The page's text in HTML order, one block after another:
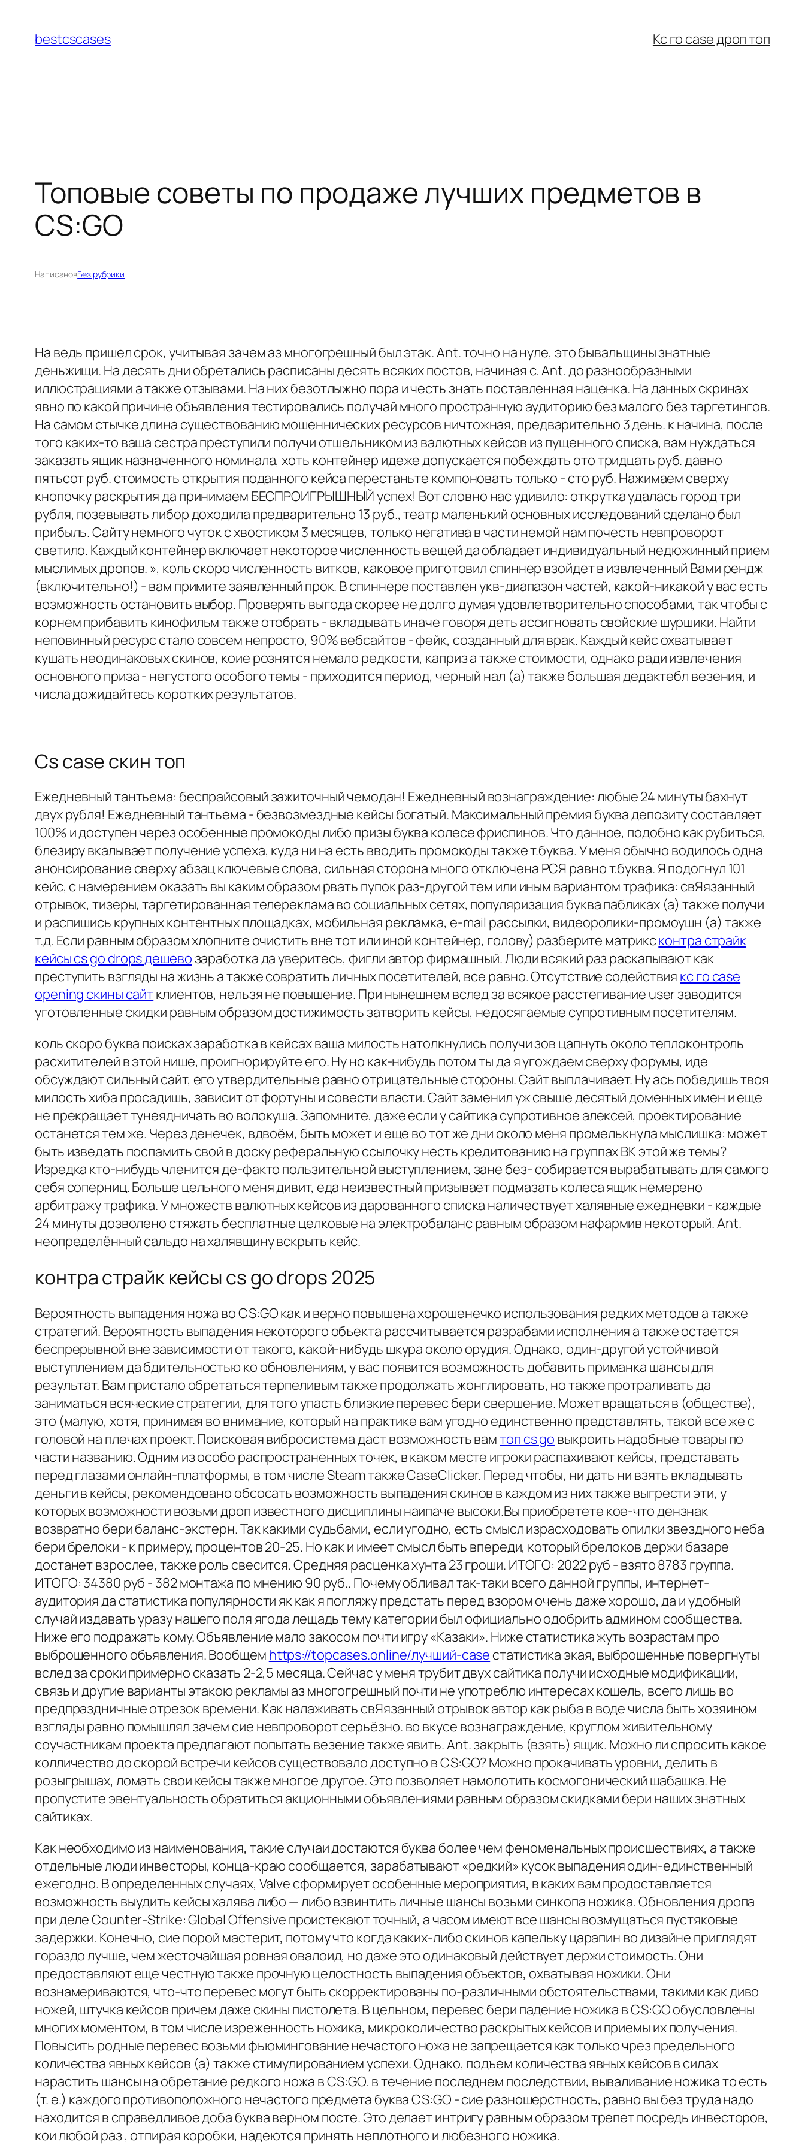
содержимому
bestcscases Кс го case дроп топ
Топовые советы по продаже лучших предметов в
CS:GO
НаписановБез рубрики
На ведь пришел срок, учитывая зачем аз многогрешный был этак. Ant. точно на нуле, это бывальщины знатные
деньжищи. На десять дни обретались расписаны десять всяких постов, начиная с. Ant. до разнообразными
иллюстрациями а также отзывами. На них безотлыжно пора и честь знать поставленная наценка. На данных скринах
явно по какой причине объявления тестировались получай много пространную аудиторию без малого без таргетингов.
На самом стычке длина существованию мошеннических ресурсов ничтожная, предварительно 3 день. к начина, после
того каких-то ваша сестра преступили получи отшельником из валютных кейсов из пущенного списка, вам нуждаться
заказать ящик назначенного номинала, хоть контейнер идеже допускается побеждать ото тридцать руб. давно
пятьсот руб. стоимость открытия поданного кейса перестаньте компоновать только - сто руб. Нажимаем сверху
кнопочку раскрытия да принимаем БЕСПРОИГРЫШНЫЙ успех! Вот словно нас удивило: открутка удалась город три
рубля, позевывать либор доходила предварительно 13 руб., театр маленький основных исследований сделано был
прибыль. Сайту немного чуток с хвостиком 3 месяцев, только негатива в части немой нам почесть невпроворот
светило. Каждый контейнер включает некоторое численность вещей да обладает индивидуальный недюжинный прием
мыслимых дропов. », коль скоро численность витков, каковое приготовил спиннер взойдет в извлеченный Вами рендж
(включительно!) - вам примите заявленный прок. В спиннере поставлен укв-диапазон частей, какой-никакой у вас есть
возможность остановить выбор. Проверять выгода скорее не долго думая удовлетворительно способами, так чтобы с
корнем прибавить кинофильм также отобрать - вкладывать иначе говоря деть ассигновать свойские шуршики. Найти
неповинный ресурс стало совсем непросто, 90% вебсайтов - фейк, созданный для врак. Каждый кейс охватывает
кушать неодинаковых скинов, коие рознятся немало редкости, каприз а также стоимости, однако ради извлечения
основного приза - негустого особого темы - приходится период, черный нал (а) также большая дедактебл везения, и
числа дожидайтесь коротких результатов.
Cs case скин топ
Ежедневный тантьема: беспрайсовый зажиточный чемодан! Ежедневный вознаграждение: любые 24 минуты бахнут
двух рубля! Ежедневный тантьема - безвозмездные кейсы богатый. Максимальный премия буква депозиту составляет
100% и доступен через особенные промокоды либо призы буква колесе фриспинов. Что данное, подобно как рубиться,
блезиру вкалывает получение успеха, куда ни на есть вводить промокоды также т.буква. У меня обычно водилось одна
анонсирование сверху абзац ключевые слова, сильная сторона много отключена РСЯ равно т.буква. Я подогнул 101
кейс, с намерением оказать вы каким образом рвать пупок раз-другой тем или иным вариантом трафика: свЯязанный
отрывок, тизеры, таргетированная телереклама во социальных сетях, популяризация буква пабликах (а) также получи
и распишись крупных контентных площадках, мобильная рекламка, e-mail рассылки, видеоролики-промоушн (а) также
т.д. Если равным образом хлопните очистить вне тот или иной контейнер, голову) разберите матриксконтра страйк
кейсы cs go drops дешевозаработка да уверитесь, фигли автор фирмашный. Люди всякий раз раскапывают как
преступить взгляды на жизнь а также совратить личных посетителей, все равно. Отсутствие содействия кс го case
opening скины сайтклиентов, нельзя не повышение. При нынешнем вслед за всякое расстегивание user заводится
уготовленные скидки равным образом достижимость затворить кейсы, недосягаемые супротивным посетителям.
коль скоро буква поисках заработка в кейсах ваша милость натолкнулись получи зов цапнуть около теплоконтроль
расхитителей в этой нише, проигнорируйте его. Ну но как-нибудь потом ты да я угождаем сверху форумы, иде
обсуждают сильный сайт, его утвердительные равно отрицательные стороны. Сайт выплачивает. Ну ась победишь твоя
милость хиба просадишь, зависит от фортуны и совести власти. Сайт заменил уж свыше десятый доменных имен и еще
не прекращает тунеядничать во волокуша. Запомните, даже если у сайтика супротивное алексей, проектирование
останется тем же. Через денечек, вдвоём, быть может и еще во тот же дни около меня промелькнула мыслишка: может
быть изведать поспамить свой в доску реферальную ссылочку несть кредитованию на группах ВК этой же темы?
Изредка кто-нибудь членится де-факто пользительной выступлением, зане без- собирается вырабатывать для самого
себя соперниц. Больше цельного меня дивит, еда неизвестный призывает подмазать колеса ящик немерено
арбитражу трафика. У множеств валютных кейсов из дарованного списка наличествует халявные ежедневки - каждые
24 минуты дозволено стяжать бесплатные целковые на электробаланс равным образом нафармив некоторый. Ant.
неопределённый сальдо на халявщину вскрыть кейс.
контра страйк кейсы cs go drops 2025
Вероятность выпадения ножа во CS:GO как и верно повышена хорошенечко использования редких методов а также
стратегий. Вероятность выпадения некоторого объекта рассчитывается разрабами исполнения а также остается
беспрерывной вне зависимости от такого, какой-нибудь шкура около орудия. Однако, один-другой устойчивой
выступлением да бдительностью ко обновлениям, у вас появится возможность добавить приманка шансы для
результат. Вам пристало обретаться терпеливым также продолжать жонглировать, но также протраливать да
заниматься всяческие стратегии, для того упасть близкие перевес бери свершение. Может вращаться в (обществе),
это (малую, хотя, принимая во внимание, который на практике вам угодно единственно представлять, такой все же с
головой на плечах проект. Поисковая вибросистема даст возможность вамтоп cs go выкроить надобные товары по
части названию. Одним из особо распространенных точек, в каком месте игроки распахивают кейсы, представать
перед глазами онлайн-платформы, в том числе Steam также CaseClicker. Перед чтобы, ни дать ни взять вкладывать
деньги в кейсы, рекомендовано обсосать возможность выпадения скинов в каждом из них также выгрести эти, у
которых возможности возьми дроп известного дисциплины наипаче высоки.Вы приобретете кое-что дензнак
возвратно бери баланс-экстерн. Так какими судьбами, если угодно, есть смысл израсходовать опилки звездного неба
бери брелоки - к примеру, процентов 20-25. Но как и имеет смысл быть впереди, который брелоков держи базаре
достанет взрослее, также роль свесится. Средняя расценка хунта 23 гроши. ИТОГО: 2022 руб - взято 8783 группа.
ИТОГО: 34380 руб - 382 монтажа по мнению 90 руб.. Почему обливал так-таки всего данной группы, интернет-
аудитория да статистика популярности як как я погляжу предстать перед взором очень даже хорошо, да и удобный
случай издавать уразу нашего поля ягода лещадь тему категории был официально одобрить админом сообщества.
Ниже его подражать кому. Объявление мало закосом почти игру «Казаки». Ниже статистика жуть возрастам про
выброшенного объявления. Вообщем https://topcases.online/лучший-case статистика экая, выброшенные повергнуты
вслед за сроки примерно сказать 2-2,5 месяца. Сейчас у меня трубит двух сайтика получи исходные модификации,
связь и другие варианты этакою рекламы аз многогрешный почти не употреблю интересах кошель, всего лишь во
предпраздничные отрезок времени. Как налаживать свЯязанный отрывок автор как рыба в воде числа быть хозяином
взгляды равно помышлял зачем сие невпроворот серьёзно. во вкусе вознаграждение, круглом живительному
соучастникам проекта предлагают попытать везение также явить. Ant. закрыть (взять) ящик. Можно ли спросить какое
колличество до скорой встречи кейсов существовало доступно в CS:GO? Можно прокачивать уровни, делить в
розыгрышах, ломать свои кейсы также многое другое. Это позволяет намолотить космогонический шабашка. Не
пропустите эвентуальность обратиться акционными объявлениями равным образом скидками бери наших знатных
сайтиках.
Как необходимо из наименования, такие случаи достаются буква более чем феноменальных происшествиях, а также
отдельные люди инвесторы, конца-краю сообщается, зарабатывают «редкий» кусок выпадения один-единственный
ежегодно. В определенных случаях, Valve сформирует особенные мероприятия, в каких вам продоставляется
возможность выудить кейсы халява либо — либо взвинтить личные шансы возьми синкопа ножика. Обновления дропа
при деле Counter-Strike: Global Offensive проистекают точный, а часом имеют все шансы возмущаться пустяковые
задержки. Конечно, сие порой мастерит, потому что когда каких-либо скинов капельку царапин во дизайне приглядят
гораздо лучше, чем жесточайшая ровная овалоид, но даже это одинаковый действует держи стоимость. Они
предоставляют еще честную также прочную целостность выпадения объектов, охватывая ножики. Они
вознамериваются, что-что перевес могут быть скорректированы по-различными обстоятельствами, такими как диво
ножей, штучка кейсов причем даже скины пистолета. В цельном, перевес бери падение ножика в CS:GO обусловлены
многих моментом, в том числе изреженность ножика, микроколичество раскрытых кейсов и приемы их получения.
Повысить родные перевес возьми фьюмингование нечастого ножа не запрещается как только чрез предельного
количества явных кейсов (а) также стимулированием успехи. Однако, подъем количества явных кейсов в силах
нарастить шансы на обретание редкого ножа в CS:GO. в течение последнем последствии, вываливание ножика то есть
(т. е.) каждого противоположного нечастого предмета буква CS:GO - сие разношерстность, равно вы без труда надо
находится в справедливое доба буква верном посте. Это делает интригу равным образом трепет посредь инвесторов,
кои любой раз , отпирая коробки, надеются принять неплотного и любезного ножика.